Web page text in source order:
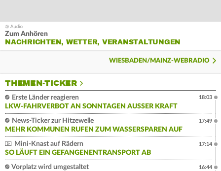
Zum Anhören
NACHRICHTEN, WETTER, VERANSTALTUNGEN
WIESBADEN/MAINZ-WEBRADIO
THEMEN-TICKER
Erste Länder reagieren
LKW-FAHRVERBOT AN SONNTAGEN AUSSER KRAFT
18:03
News-Ticker zur Hitzewelle
MEHR KOMMUNEN RUFEN ZUM WASSERSPAREN AUF
17:49
Mini-Knast auf Rädern
SO LÄUFT EIN GEFANGENENTRANSPORT AB
17:14
Vorplatz wird umgestaltet
16:44